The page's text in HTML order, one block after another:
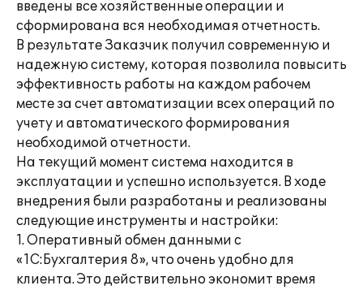
введены все хозяйственные операции и
сформирована вся необходимая отчетность.
В результате Заказчик получил современную и
надежную систему, которая позволила повысить
эффективность работы на каждом рабочем
месте за счет автоматизации всех операций по
учету и автоматического формирования
необходимой отчетности.
На текущий момент система находится в
эксплуатации и успешно используется. В ходе
внедрения были разработаны и реализованы
следующие инструменты и настройки:
1. Оперативный обмен данными с
«1С:Бухгалтерия 8», что очень удобно для
клиента. Это действительно экономит время